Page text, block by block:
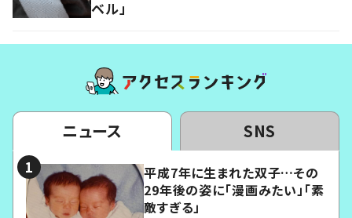
ベル」
ニュース SNS
平成7年に生まれた双子…その
29年後の姿に「漫画みたい」「素
敵すぎる」